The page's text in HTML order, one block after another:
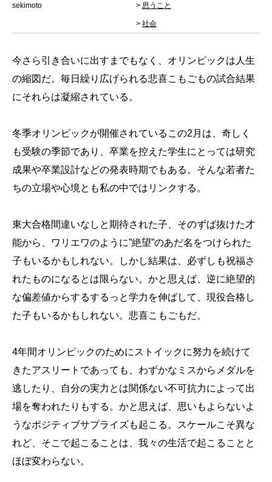
sekimoto > 思うこと
> 社会
今さら引き合いに出すまでもなく、オリンピックは人生
の縮図だ。毎日繰り広げられる悲喜こもごもの試合結果
にそれらは凝縮されている。
冬季オリンピックが開催されているこの2月は、奇しく
も受験の季節であり、卒業を控えた学生にとっては研究
成果や卒業設計などの発表時期でもある。そんな若者た
ちの立場や心境とも私の中ではリンクする。
東大合格間違いなしと期待された子、そのずば抜けた才
能から、ワリエワのように”絶望”のあだ名をつけられた
子もいるかもしれない。しかし結果は、必ずしも祝福さ
れたものになるとは限らない。かと思えば、逆に絶望的
な偏差値からするするっと学力を伸ばして、現役合格し
た子もいるかもしれない。悲喜こもごもだ。
4年間オリンピックのためにストイックに努力を続けて
きたアスリートであっても、わずかなミスからメダルを
逃したり、自分の実力とは関係ない不可抗力によって出
場を奪われたりもする。かと思えば、思いもよらないよ
うなポジティブサプライズも起こる。スケールこそ異な
れど、そこで起こることは、我々の生活で起こることと
ほぼ変わらない。